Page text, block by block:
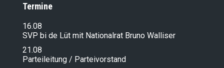
Termine
16.08
SVP bi de Lüt mit Nationalrat Bruno Walliser
21.08
Parteileitung / Parteivorstand